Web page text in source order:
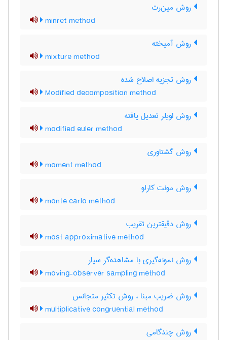
روش مین‌رت
minret method
روش آمیخته
mixture method
روش تجزیه اصلاح شده
Modified decomposition method
روش اویلر تعدیل یافته
modified euler method
روش گشتاوری
moment method
روش مونت کارلو
monte carlo method
روش دقیقترین تقریب
most approximative method
روش نمونه‌گیری با مشاهده‌گر سیار
moving-observer sampling method
روش ضریب مبنا ، روش تکثیر متجانس
multiplicative congruential method
روش چندگامی